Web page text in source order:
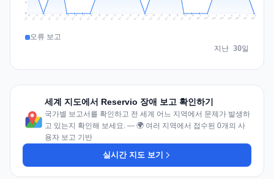
1
Jul 10 Jul 11 Jul 12 Jul 13 Jul 14 Jul 15 Jul 16 Jul 17 Jul 18 Jul 19 Jul 20 Jul 21 Jul 22 Jul 23 Jul 24 Jul 25 Jul 26 Jul 27 Jul 28 Jul 29 Jul 30 Jul 31 Aug 1 Aug 2 Aug 3 Aug 4 Aug 5 Aug 6 Aug 7 Aug 8
오류 보고
지난 30일
세계 지도에서 Reservio 장애 보고 확인하기
국가별 보고서를 확인하고 전 세계 어느 지역에서 문제가 발생하
고 있는지 확인해 보세요. — 🌍 여러 지역에서 접수된 0개의 사
용자 보고 기반
실시간 지도 보기